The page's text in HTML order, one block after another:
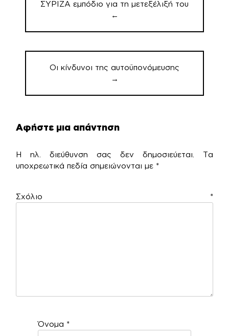
ΣΥΡΙΖΑ εμπόδιο για τη μετεξέλιξή του
←
Οι κίνδυνοι της αυτοϋπονόμευσης
→
Αφήστε μια απάντηση
Η ηλ. διεύθυνση σας δεν δημοσιεύεται.
Τα
υποχρεωτικά πεδία σημειώνονται με *
Σχόλιο *
Όνομα *